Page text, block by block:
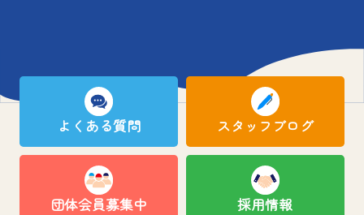
よくある質問 スタッフブログ
団体会員募集中 採用情報